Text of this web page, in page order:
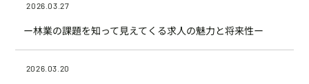
2026.03.27
ー林業の課題を知って見えてくる求人の魅力と将来性ー
2026.03.20